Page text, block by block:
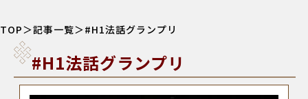
TOP＞記事一覧＞#H1法話グランプリ
#H1法話グランプリ